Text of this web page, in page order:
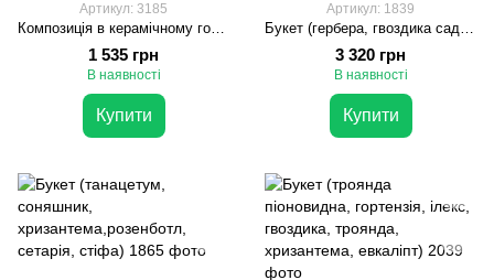
Артикул: 3185
Композиція в керамічному горщику (жоржина, евкаліпт)
1 535 грн
В наявності
Купити
Артикул: 1839
Букет (гербера, гвоздика садова, нелюмбо, леукодендрон, розенботл, брунія, антирхірум, стіфа, скімія)
3 320 грн
В наявності
Купити